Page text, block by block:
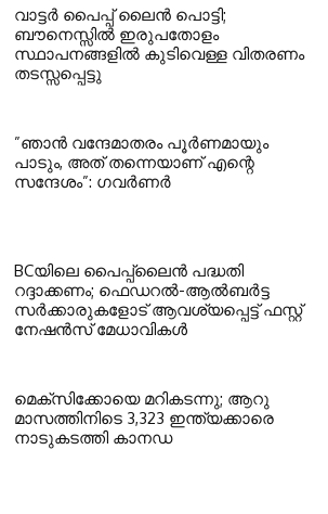
വാട്ടര്‍ പൈപ്പ് ലൈന്‍ പൊട്ടി;
ബൗനെസ്സില്‍ ഇരുപതോളം
സ്ഥാപനങ്ങളില്‍ കുടിവെള്ള വിതരണം
തടസ്സപ്പെട്ടു
”ഞാന്‍ വന്ദേമാതരം പൂര്‍ണമായും
പാടും, അത് തന്നെയാണ് എന്റെ
സന്ദേശം”: ഗവര്‍ണര്‍
BCയിലെ പൈപ്പ്ലൈന്‍ പദ്ധതി
റദ്ദാക്കണം; ഫെഡറല്‍-ആല്‍ബര്‍ട്ട
സര്‍ക്കാരുകളോട് ആവശ്യപ്പെട്ട് ഫസ്റ്റ്
നേഷന്‍സ് മേധാവികള്‍
മെക്‌സിക്കോയെ മറികടന്നു; ആറു
മാസത്തിനിടെ 3,323 ഇന്ത്യക്കാരെ
നാടുകടത്തി കാനഡ